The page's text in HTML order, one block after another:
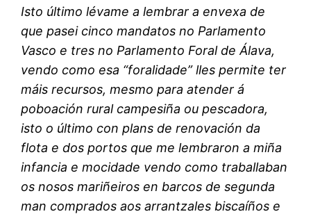
Isto último lévame a lembrar a envexa de
que pasei cinco mandatos no Parlamento
Vasco e tres no Parlamento Foral de Álava,
vendo como esa “foralidade” lles permite ter
máis recursos, mesmo para atender á
poboación rural campesiña ou pescadora,
isto o último con plans de renovación da
flota e dos portos que me lembraron a miña
infancia e mocidade vendo como traballaban
os nosos mariñeiros en barcos de segunda
man comprados aos arrantzales biscaíños e